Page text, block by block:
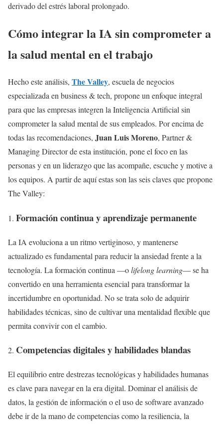
derivado del estrés laboral prolongado.
Cómo integrar la IA sin comprometer a
la salud mental en el trabajo
Hecho este análisis, The Valley, escuela de negocios
especializada en business & tech, propone un enfoque integral
para que las empresas integren la Inteligencia Artificial sin
comprometer la salud mental de sus empleados. Por encima de
todas las recomendaciones, Juan Luis Moreno, Partner &
Managing Director de esta institución, pone el foco en las
personas y en un liderazgo que las acompañe, escuche y motive a
los equipos. A partir de aquí estas son las seis claves que propone
The Valley:
Formación continua y aprendizaje permanente
La IA evoluciona a un ritmo vertiginoso, y mantenerse
actualizado es fundamental para reducir la ansiedad frente a la
tecnología. La formación continua —olifelong learning— se ha
convertido en una herramienta esencial para transformar la
incertidumbre en oportunidad. No se trata solo de adquirir
habilidades técnicas, sino de cultivar una mentalidad flexible que
permita convivir con el cambio.
Competencias digitales y habilidades blandas
El equilibrio entre destrezas tecnológicas y habilidades humanas
es clave para navegar en la era digital. Dominar el análisis de
datos, la gestión de información o el uso de software avanzado
debe ir de la mano de competencias como la resiliencia, la